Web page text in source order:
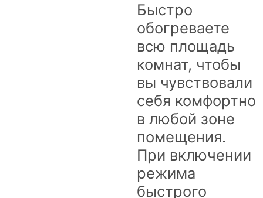
Быстро
обогреваете
всю площадь
комнат, чтобы
вы чувствовали
себя комфортно
в любой зоне
помещения.
При включении
режима
быстрого